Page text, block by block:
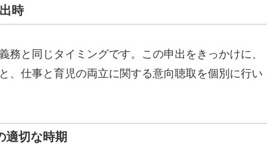
時
と同じタイミングです。この申出をきっかけに、
、仕事と育児の両立に関する意向聴取を個別に行い
適切な時期